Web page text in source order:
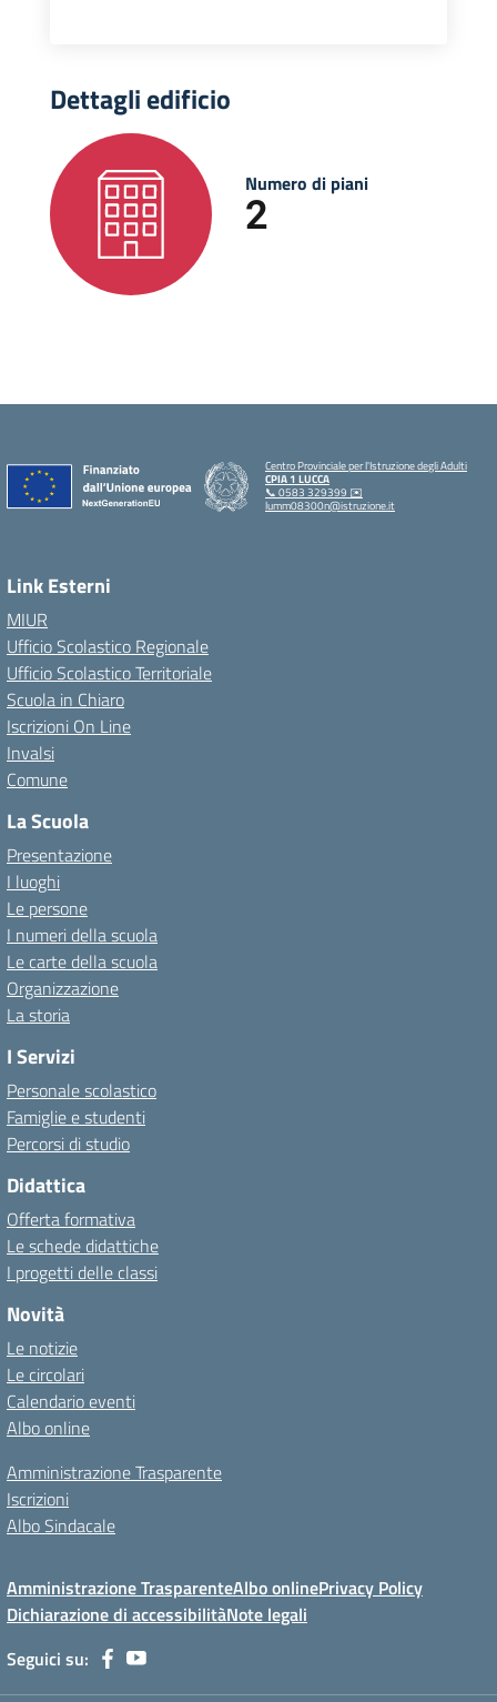
Dettagli edificio
Numero di piani
2
Centro Provinciale per l'Istruzione degli Adulti
CPIA 1 LUCCA
📞 0583 329399 ✉️
lumm08300n@istruzione.it
Link Esterni
MIUR
Ufficio Scolastico Regionale
Ufficio Scolastico Territoriale
Scuola in Chiaro
Iscrizioni On Line
Invalsi
Comune
La Scuola
Presentazione
I luoghi
Le persone
I numeri della scuola
Le carte della scuola
Organizzazione
La storia
I Servizi
Personale scolastico
Famiglie e studenti
Percorsi di studio
Didattica
Offerta formativa
Le schede didattiche
I progetti delle classi
Novità
Le notizie
Le circolari
Calendario eventi
Albo online
Amministrazione Trasparente
Iscrizioni
Albo Sindacale
Amministrazione TrasparenteAlbo onlinePrivacy Policy
Dichiarazione di accessibilitàNote legali
Seguici su: